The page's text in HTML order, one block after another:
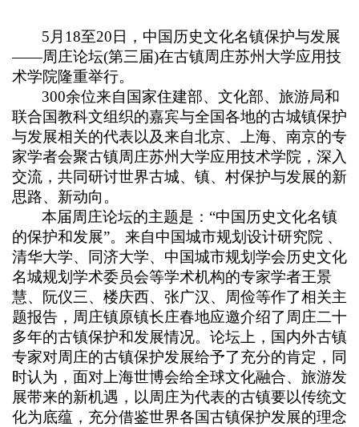
5 月 18至20 日，中国历史文化名镇保护与发展
——周庄论坛(第三届)在古镇周庄苏州大学应用技
术学院隆重举行。
300余位来自国家住建部、文化部、旅游局和
联合国教科文组织的嘉宾与全国各地的古城镇保护
与发展相关的代表以及来自北京、上海、南京的专
家学者会聚古镇周庄苏州大学应用技术学院，深入
交流，共同研讨世界古城、镇、村保护与发展的新
思路、新动向。
本届周庄论坛的主题是：“中国历史文化名镇
的保护和发展”。来自中国城市规划设计研究院 、
清华大学、同济大学、中国城市规划学会历史文化
名城规划学术委员会等学术机构的专家学者王景
慧、阮仪三、楼庆西、张广汉、周俭等作了相关主
题报告，周庄镇原镇长庄春地应邀介绍了周庄二十
多年的古镇保护和发展情况。论坛上，国内外古镇
专家对周庄的古镇保护发展给予了充分的肯定，同
时认为，面对上海世博会给全球文化融合、旅游发
展带来的新机遇，以周庄为代表的古镇要以传统文
化为底蕴，充分借鉴世界各国古镇保护发展的理念